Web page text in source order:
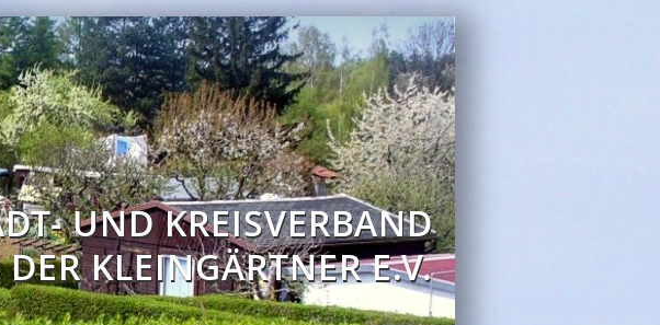
UND KREISVERBAND
KLEINGÄRTNER E.V.